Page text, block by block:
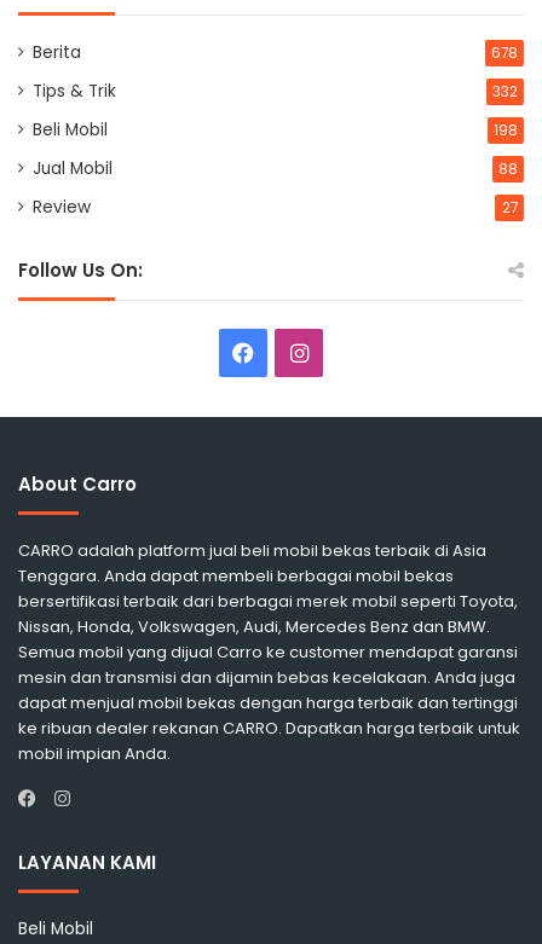
Berita 678
Tips & Trik 332
Beli Mobil 198
Jual Mobil 88
Review 27
Follow Us On:
FacebookInstagram
About Carro
CARRO adalah platform jual beli mobil bekas terbaik di Asia
Tenggara. Anda dapat membeli berbagai mobil bekas
bersertifikasi terbaik dari berbagai merek mobil seperti Toyota,
Nissan, Honda, Volkswagen, Audi, Mercedes Benz dan BMW.
Semua mobil yang dijual Carro ke customer mendapat garansi
mesin dan transmisi dan dijamin bebas kecelakaan. Anda juga
dapat menjual mobil bekas dengan harga terbaik dan tertinggi
ke ribuan dealer rekanan CARRO. Dapatkan harga terbaik untuk
mobil impian Anda.
Instagram
LAYANAN KAMI
Beli Mobil